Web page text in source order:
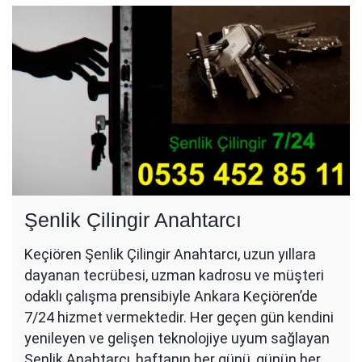
Şenlik Çilingir Anahtarcı
Keçiören Şenlik Çilingir Anahtarcı, uzun yıllara
dayanan tecrübesi, uzman kadrosu ve müşteri
odaklı çalışma prensibiyle Ankara Keçiören’de
7/24 hizmet vermektedir. Her geçen gün kendini
yenileyen ve gelişen teknolojiye uyum sağlayan